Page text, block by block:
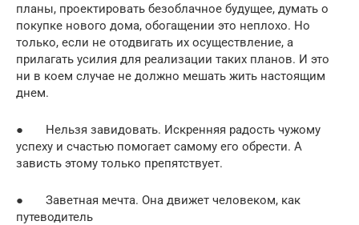
планы, проектировать безоблачное будущее, думать о
покупке нового дома, обогащении это неплохо. Но
только, если не отодвигать их осуществление, а
прилагать усилия для реализации таких планов. И это
ни в коем случае не должно мешать жить настоящим
днем.
● Нельзя завидовать. Искренняя радость чужому
успеху и счастью помогает самому его обрести. А
зависть этому только препятствует.
● Заветная мечта. Она движет человеком, как
путеводитель